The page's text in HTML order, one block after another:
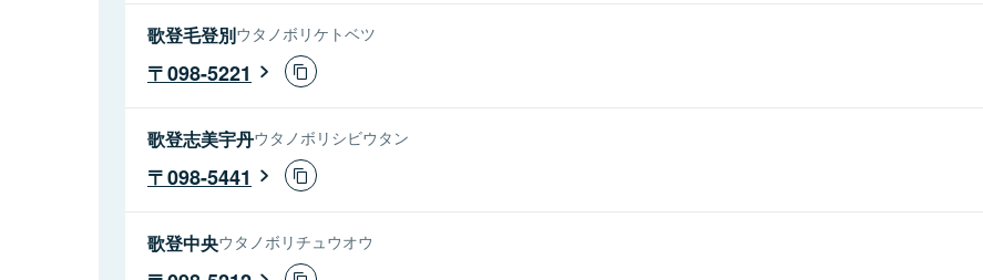
歌登毛登別ウタノボリケトベツ
098-5221
歌登志美宇丹ウタノボリシビウタン
098-5441
歌登中央ウタノボリチュウオウ